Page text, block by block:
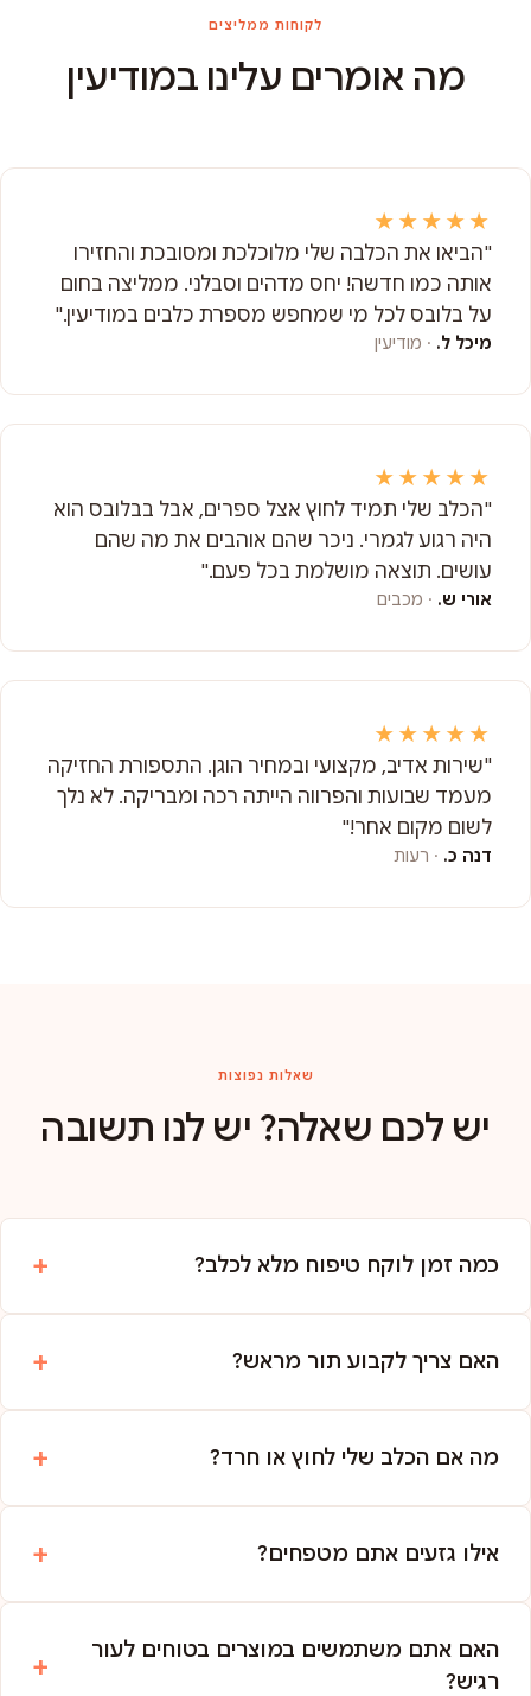
לקוחות ממליצים
מה אומרים עלינו במודיעין
★★★★★
"הביאו את הכלבה שלי מלוכלכת ומסובכת והחזירו
אותה כמו חדשה! יחס מדהים וסבלני. ממליצה בחום
על בלובס לכל מי שמחפש מספרת כלבים במודיעין."
מיכל ל. · מודיעין
★★★★★
"הכלב שלי תמיד לחוץ אצל ספרים, אבל בבלובס הוא
היה רגוע לגמרי. ניכר שהם אוהבים את מה שהם
עושים. תוצאה מושלמת בכל פעם."
אורי ש. · מכבים
★★★★★
"שירות אדיב, מקצועי ובמחיר הוגן. התספורת החזיקה
מעמד שבועות והפרווה הייתה רכה ומבריקה. לא נלך
לשום מקום אחר!"
דנה כ. · רעות
שאלות נפוצות
יש לכם שאלה? יש לנו תשובה
כמה זמן לוקח טיפוח מלא לכלב?
האם צריך לקבוע תור מראש?
מה אם הכלב שלי לחוץ או חרד?
אילו גזעים אתם מטפחים?
האם אתם משתמשים במוצרים בטוחים לעור
רגיש?